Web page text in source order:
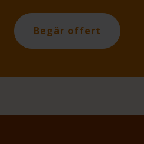
Begär offert